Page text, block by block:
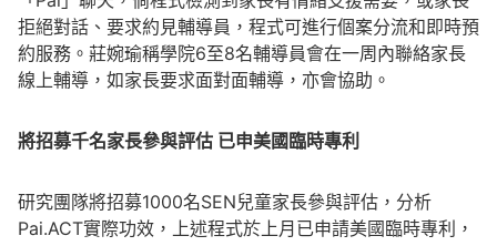
拒絕對話、要求約見輔導員，程式可進行個案分流和即時預
約服務。莊婉瑜稱學院6至8名輔導員會在一周內聯絡家長
線上輔導，如家長要求面對面輔導，亦會協助。
將招募千名家長參與評估 已申美國臨時專利
研究團隊將招募1000名SEN兒童家長參與評估，分析
Pai.ACT實際功效，上述程式於上月已申請美國臨時專利，